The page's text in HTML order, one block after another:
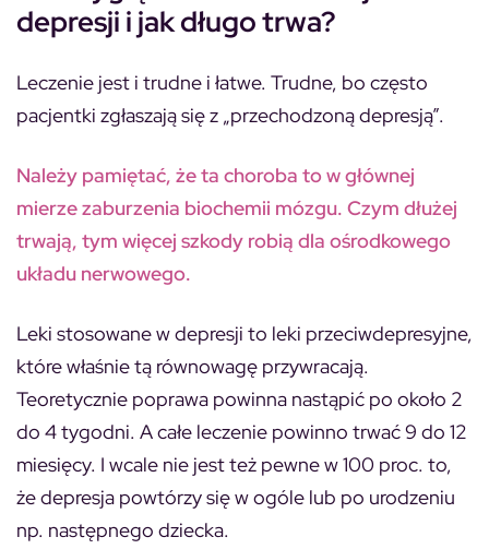
depresji i jak długo trwa?
Leczenie jest i trudne i łatwe. Trudne, bo często
pacjentki zgłaszają się z „przechodzoną depresją”.
Należy pamiętać, że ta choroba to w głównej
mierze zaburzenia biochemii mózgu. Czym dłużej
trwają, tym więcej szkody robią dla ośrodkowego
układu nerwowego.
Leki stosowane w depresji to leki przeciwdepresyjne,
które właśnie tą równowagę przywracają.
Teoretycznie poprawa powinna nastąpić po około 2
do 4 tygodni. A całe leczenie powinno trwać 9 do 12
miesięcy. I wcale nie jest też pewne w 100 proc. to,
że depresja powtórzy się w ogóle lub po urodzeniu
np. następnego dziecka.